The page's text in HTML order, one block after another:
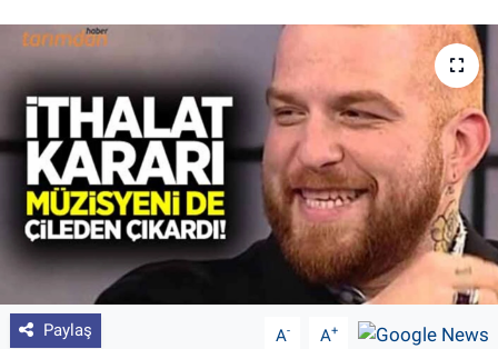
Paylaş A- A+
Tarım Bilgisi
Yetiştirici Soruyor
Dünyada Tarım
Üretici Birlikleri
Şeker ve Şekerli Mamüller
Tahıllar ve Baklagiller